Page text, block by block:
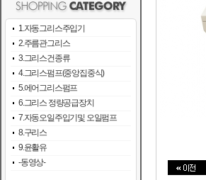
1.자동그리스주입기
2.주름관그리스
3.그리스건종류
4.그리스펌프(중앙집중식)
5.에어그리스펌프
6.그리스 정량공급장치
7.자동오일주입기및 오일펌프
8.구리스
9.윤활유
-동영상-